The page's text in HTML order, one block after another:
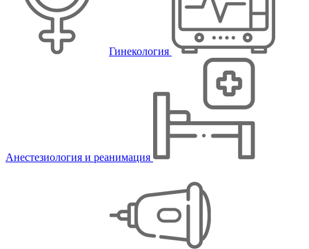
Гинекология
Анестезиология и реанимация